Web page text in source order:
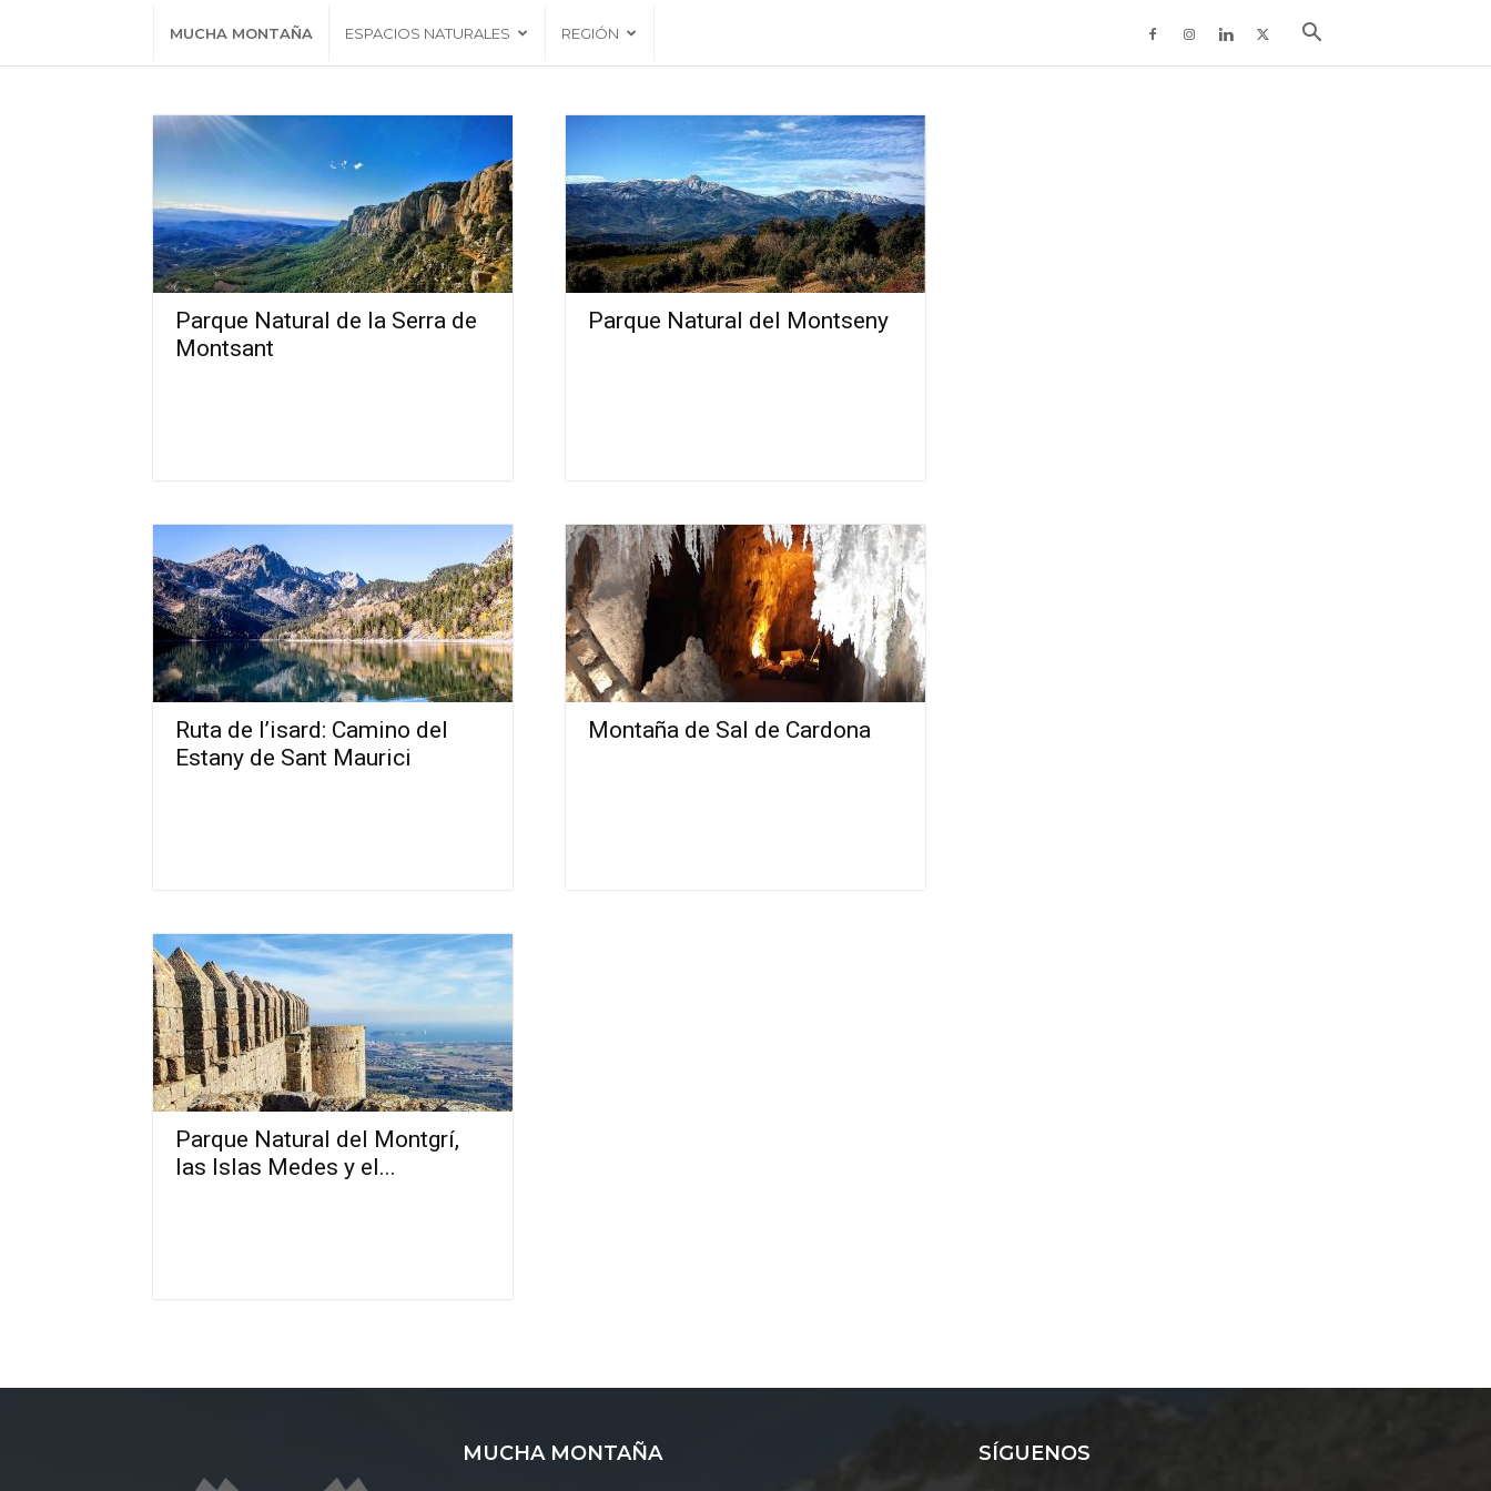
MUCHA MONTAÑA ESPACIOS NATURALES REGIÓN
Parque Natural de la Serra de
Montsant
Parque Natural del Montseny
Ruta de l’isard: Camino del
Estany de Sant Maurici
Montaña de Sal de Cardona
Parque Natural del Montgrí,
las Islas Medes y el...
MUCHA MONTAÑA SÍGUENOS